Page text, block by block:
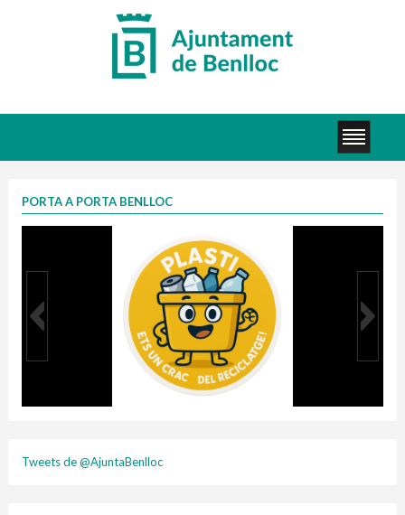
PORTA A PORTA BENLLOC
Tweets de @AjuntaBenlloc